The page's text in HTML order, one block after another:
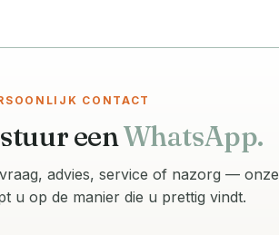
CONTACT
eenWhatsApp.
advies, service of nazorg — onze
u op de manier die u prettig vindt.